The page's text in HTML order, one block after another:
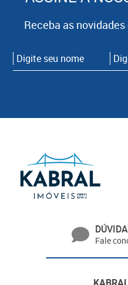
Receba as
Fale